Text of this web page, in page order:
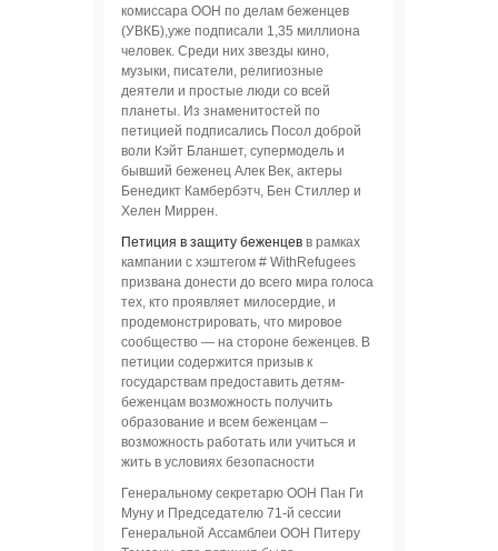
комиссара ООН по делам беженцев
(УВКБ),уже подписали 1,35 миллиона
человек. Среди них звезды кино,
музыки, писатели, религиозные
деятели и простые люди со всей
планеты. Из знаменитостей по
петицией подписались Посол доброй
воли Кэйт Бланшет, супермодель и
бывший беженец Алек Век, актеры
Бенедикт Камбербэтч, Бен Стиллер и
Хелен Миррен.
Петиция в защиту беженцев в рамках
кампании с хэштегом # WithRefugees
призвана донести до всего мира голоса
тех, кто проявляет милосердие, и
продемонстрировать, что мировое
сообщество — на стороне беженцев. В
петиции содержится призыв к
государствам предоставить детям-
беженцам возможность получить
образование и всем беженцам –
возможность работать или учиться и
жить в условиях безопасности
Генеральному секретарю ООН Пан Ги
Муну и Председателю 71-й сессии
Генеральной Ассамблеи ООН Питеру